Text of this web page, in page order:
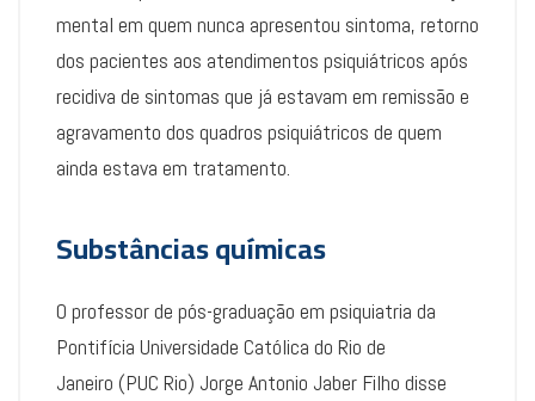
mental em quem nunca apresentou sintoma, retorno
dos pacientes aos atendimentos psiquiátricos após
recidiva de sintomas que já estavam em remissão e
agravamento dos quadros psiquiátricos de quem
ainda estava em tratamento.
Substâncias químicas
O professor de pós-graduação em psiquiatria da
Pontifícia Universidade Católica do Rio de
Janeiro (PUC Rio) Jorge Antonio Jaber Filho disse